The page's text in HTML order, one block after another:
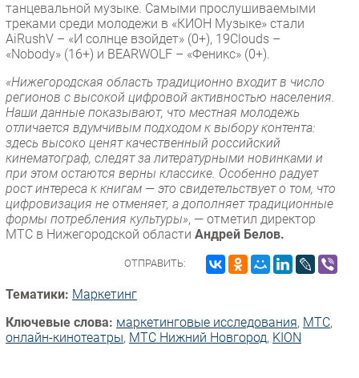
танцевальной музыке. Самыми прослушиваемыми
треками среди молодежи в «КИОН Музыке» стали
AiRushV – «И солнце взойдет» (0+), 19Clouds –
«Nobody» (16+) и BEARWOLF – «Феникс» (0+).
«Нижегородская область традиционно входит в число
регионов с высокой цифровой активностью населения.
Наши данные показывают, что местная молодежь
отличается вдумчивым подходом к выбору контента:
здесь высоко ценят качественный российский
кинематограф, следят за литературными новинками и
при этом остаются верны классике. Особенно радует
рост интереса к книгам — это свидетельствует о том, что
цифровизация не отменяет, а дополняет традиционные
формы потребления культуры», — отметил директор
МТС в Нижегородской области Андрей Белов.
ОТПРАВИТЬ:
Тематики: Маркетинг
Ключевые слова: маркетинговые исследования, МТС,
онлайн-кинотеатры, МТС Нижний Новгород, KION